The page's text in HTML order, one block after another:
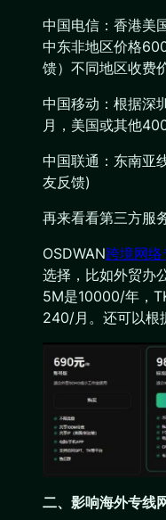
中国电信：香港美
中东非地区价格
馈）不同地区收费
中国移动：根据深
月，美国或其他
中国联通：东南亚
友反馈)
再来看看第三方服
OSDWAN跨境网
选择，比如外贸办
5M是10000/年，
240/月。还可以根
二、影响海外专线